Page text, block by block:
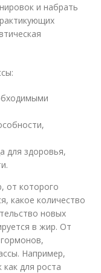
и набрать
для здоровья,
от которого
какое количество
новых
в жир. От
Например,
для роста